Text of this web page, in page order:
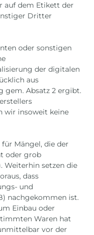
auf dem Etikett der
Dritter
oder sonstigen
der digitalen
aus
gem. Absatz 2 ergibt.
wir insoweit keine
Mängel, die der
oder grob
Weiterhin setzen die
dass
und
nachgekommen ist.
Einbau oder
Waren hat
vor der